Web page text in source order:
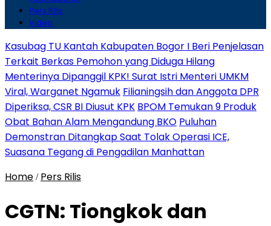
Pers Rilis
Video
Kasubag TU Kantah Kabupaten Bogor I Beri Penjelasan
Terkait Berkas Pemohon yang Diduga Hilang
Menterinya Dipanggil KPK! Surat Istri Menteri UMKM
Viral, Warganet Ngamuk Filianingsih dan Anggota DPR
Diperiksa, CSR BI Diusut KPK BPOM Temukan 9 Produk
Obat Bahan Alam Mengandung BKO Puluhan
Demonstran Ditangkap Saat Tolak Operasi ICE,
Suasana Tegang di Pengadilan Manhattan
Home / Pers Rilis
CGTN: Tiongkok dan